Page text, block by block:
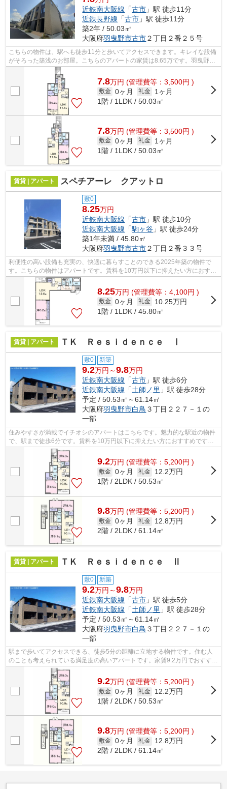
近鉄南大阪線 「古市 」駅 徒歩11分
近鉄長野線 「古市 」駅 徒歩11分
築2年 / 50.03㎡
大阪府羽曳野市古市２丁目２番２５号
こちらの物件は、駅へも徒歩11分と歩いてアクセスできます。キレイな設備
がそろった築浅のお部屋。こちらのアパートの家賃は8.65万です。羽曳野市
エリアでの住まいなら、住み心地も快...
7.8万円 (管理費等：3,500円 )
敷金 0ヶ月 礼金
1ヶ月
1階 / 1LDK / 50.03㎡
7.8万円 (管理費等：3,500円 )
敷金 0ヶ月 礼金
1ヶ月
1階 / 1LDK / 50.03㎡
賃貸 | アパート スペチアーレ クアットロ
敷0
8.25万円
近鉄南大阪線 「古市 」駅 徒歩10分
近鉄南大阪線 「駒ヶ谷 」駅 徒歩24分
築1年未満 / 45.80㎡
大阪府羽曳野市古市２丁目２番３３号
利便性の高い設備も充実の、快適に暮らすことのできる2025年築の物件で
す。こちらの物件はアパートです。賃料を10万円以下に抑えたい方におすす
めです。ぜひ一度見ていただきたい、「...
8.25万円 (管理費等：4,100円 )
敷金 0ヶ月 礼金
10.25万円
1階 / 1LDK / 45.80㎡
賃貸 | アパート ＴＫ Ｒｅｓｉｄｅｎｃｅ Ⅰ
敷0 新築
9.2万円～9.8万円
近鉄南大阪線 「古市 」駅 徒歩6分
近鉄南大阪線 「土師ノ里 」駅 徒歩28分
予定 / 50.53㎡～61.14㎡
大阪府羽曳野市白鳥 ３丁目２２７－１の
一部
住みやすさが満載でイチオシのアパートはこちらです。魅力的な駅近の物件
で、駅まで徒歩6分です。賃料を10万円以下に抑えたい方におすすめです。
羽曳野市周辺にある物件をお求めの方は...
9.2万円 (管理費等：5,200円 )
敷金 0ヶ月 礼金
12.2万円
1階 / 2LDK / 50.53㎡
9.8万円 (管理費等：5,200円 )
敷金 0ヶ月 礼金
12.8万円
2階 / 2LDK / 61.14㎡
賃貸 | アパート ＴＫ Ｒｅｓｉｄｅｎｃｅ Ⅱ
敷0 新築
9.2万円～9.8万円
近鉄南大阪線 「古市 」駅 徒歩5分
近鉄南大阪線 「土師ノ里 」駅 徒歩28分
予定 / 50.53㎡～61.14㎡
大阪府羽曳野市白鳥 ３丁目２２７－１の
一部
駅まで歩いてアクセスできる、徒歩5分の距離に立地する物件です。住む人
のことも考えられている満足度の高いアパートです。家賃9.2万円でおすすめ
の物件です。古市駅近くの新居におす...
9.2万円 (管理費等：5,200円 )
敷金 0ヶ月 礼金
12.2万円
1階 / 2LDK / 50.53㎡
9.8万円 (管理費等：5,200円 )
敷金 0ヶ月 礼金
12.8万円
2階 / 2LDK / 61.14㎡